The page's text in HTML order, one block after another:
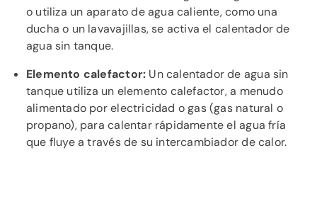
o utiliza un aparato de agua caliente, como una
ducha o un lavavajillas, se activa el calentador de
agua sin tanque.
Elemento calefactor: Un calentador de agua sin
tanque utiliza un elemento calefactor, a menudo
alimentado por electricidad o gas (gas natural o
propano), para calentar rápidamente el agua fría
que fluye a través de su intercambiador de calor.